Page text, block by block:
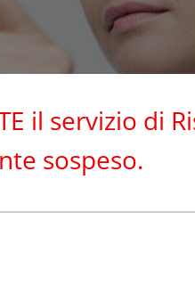
il servizio di
sospeso.